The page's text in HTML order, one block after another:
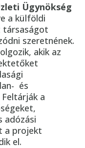
Ügynökség
a külföldi
társaságot
szeretnének.
akik az
és
a
adózási
a projekt
el.